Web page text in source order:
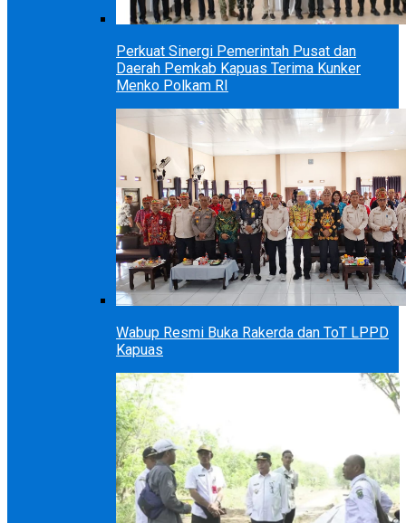
Perkuat Sinergi Pemerintah Pusat dan
Daerah Pemkab Kapuas Terima Kunker
Menko Polkam RI
Wabup Resmi Buka Rakerda dan ToT LPPD
Kapuas